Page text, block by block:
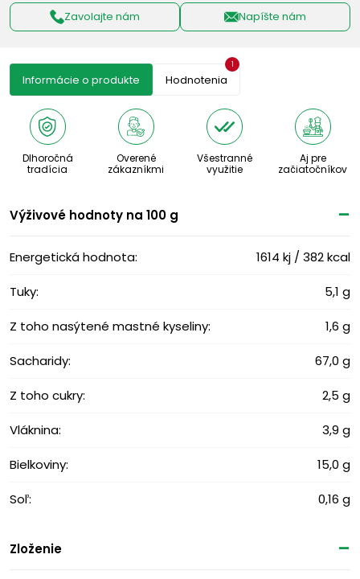
Zavolajte nám Napíšte nám
Informácie o produkte Hodnotenia
1
Dlhoročná
tradícia
Overené
zákazníkmi
Všestranné
využitie
Aj pre
začiatočníkov
Výživové ​​hodnoty na 100 g
Energetická hodnota: 1614 kj / 382 kcal
Tuky: 5,1 g
Z toho nasýtené mastné kyseliny: 1,6 g
Sacharidy: 67,0 g
Z toho cukry: 2,5 g
Vláknina: 3,9 g
Bielkoviny: 15,0 g
Soľ: 0,16 g
Zloženie